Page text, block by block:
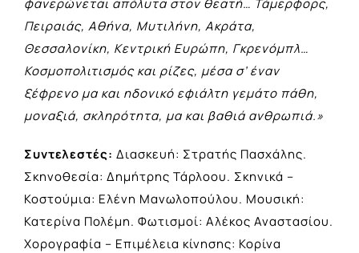
Πειραιάς, Αθήνα, Μυτιλήνη, Ακράτα,
Θεσσαλονίκη, Κεντρική Ευρώπη, Γκρενόμπλ…
Κοσμοπολιτισμός και ρίζες, μέσα σ’ έναν
ξέφρενο μα και ηδονικό εφιάλτη γεμάτο πάθη,
μοναξιά, σκληρότητα, μα και βαθιά ανθρωπιά.»
Συντελεστές: Διασκευή: Στρατής Πασχάλης.
Σκηνοθεσία: Δημήτρης Τάρλοου. Σκηνικά –
Κοστούμια: Ελένη Μανωλοπούλου. Μουσική:
Κατερίνα Πολέμη. Φωτισμοί: Αλέκος Αναστασίου.
Χορογραφία – Επιμέλεια κίνησης: Κορίνα